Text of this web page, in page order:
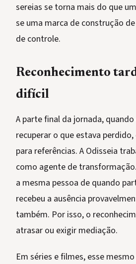
sereias se torna mais do que
se uma marca de construção
de controle.
Reconhecimento
difícil
A parte final da jornada,
recuperar o que estava
para referências. A Odisseia
como agente de
a mesma pessoa de quando
recebeu a ausência
também. Por isso, o
atrasar ou exigir mediação.
Em séries e filmes, esse